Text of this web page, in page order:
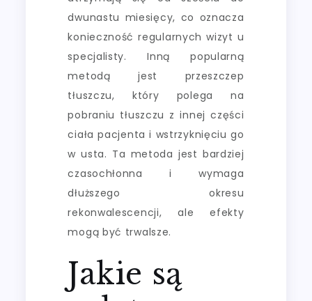
dwunastu miesięcy, co oznacza
konieczność regularnych wizyt u
specjalisty. Inną popularną
metodą jest przeszczep
tłuszczu, który polega na
pobraniu tłuszczu z innej części
ciała pacjenta i wstrzyknięciu go
w usta. Ta metoda jest bardziej
czasochłonna i wymaga
dłuższego okresu
rekonwalescencji, ale efekty
mogą być trwalsze.
Jakie są